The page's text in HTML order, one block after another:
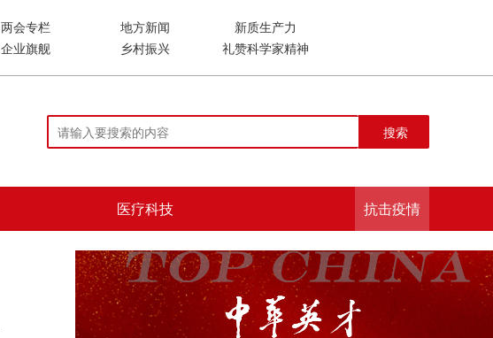
两会专栏 地方新闻
新质生产力
企业旗舰 乡村振兴 礼赞科学家精神
搜索
医疗科技 抗击疫情